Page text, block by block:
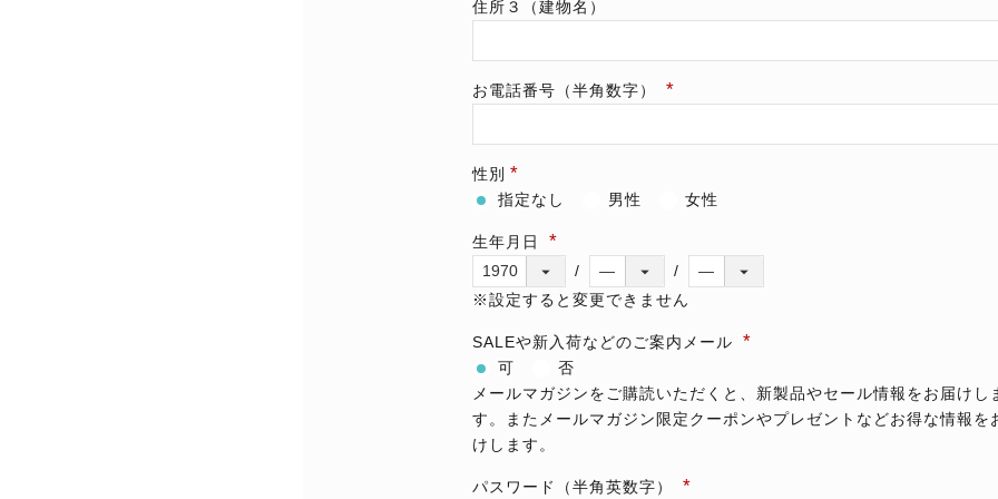
住所３（建物名）
お電話番号（半角数字）
性別
指定なし
男性 女性
生年月日
※設定すると変更できません
SALEや新入荷などのご案内メール
可
否
メールマガジンをご購読いただくと、新製品やセール情報をお届けし
す。またメールマガジン限定クーポンやプレゼントなどお得な情報を
けします。
パスワード（半角英数字）